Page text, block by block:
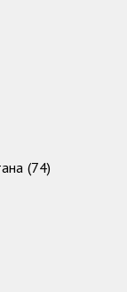
(74)